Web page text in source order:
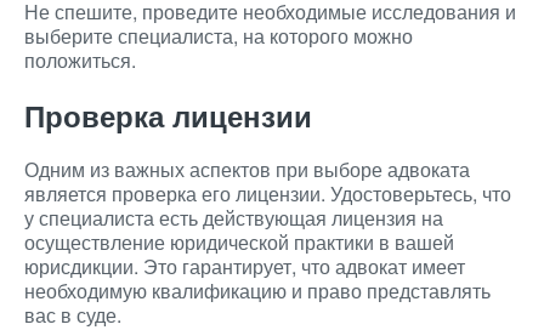
Не спешите, проведите необходимые исследования и
выберите специалиста, на которого можно
положиться.
Проверка лицензии
Одним из важных аспектов при выборе адвоката
является проверка его лицензии. Удостоверьтесь, что
у специалиста есть действующая лицензия на
осуществление юридической практики в вашей
юрисдикции. Это гарантирует, что адвокат имеет
необходимую квалификацию и право представлять
вас в суде.